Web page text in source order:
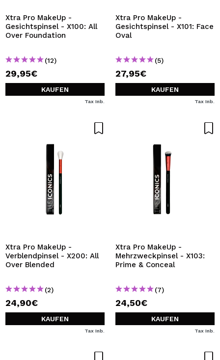
Durch die Erstellung eines Kontos bei Maquillalia.de
können Sie Ihre Einkäufe schnell tätigen, den Status Ihrer
Bestellungen überprüfen und Ihre bisherigen Vorgänge
BENUTZERKONTO ERSTELLEN
Xtra Pro MakeUp -
Gesichtspinsel - X100: All
Over Foundation
(12)
29,95€
KAUFEN
Tax Inb.
Xtra Pro MakeUp -
Gesichtspinsel - X101: Face
Oval
(5)
27,95€
KAUFEN
Tax Inb.
Xtra Pro MakeUp -
Verblendpinsel - X200: All
Over Blended
(2)
24,90€
KAUFEN
Tax Inb.
Xtra Pro MakeUp -
Mehrzweckpinsel - X103:
Prime & Conceal
(7)
24,50€
KAUFEN
Tax Inb.